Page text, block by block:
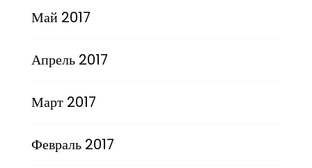
Май 2017
Апрель 2017
Март 2017
Февраль 2017